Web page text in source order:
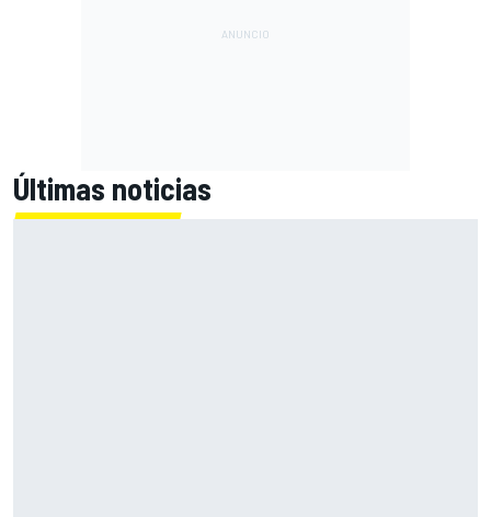
Últimas noticias